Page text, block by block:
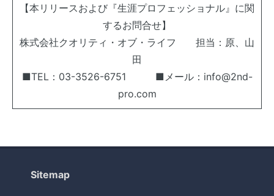
【本リリースおよび『生涯プロフェッショナル』に関
するお問合せ】
株式会社クオリティ・オブ・ライフ 担当：原、山
田
■TEL：03-3526-6751 ■メール：info@2nd-
pro.com
Sitemap